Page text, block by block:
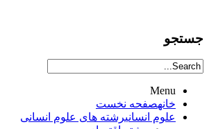
جستجو
Menu
خانهصفحه نخست
علوم انسانيرشته های علوم انسانی